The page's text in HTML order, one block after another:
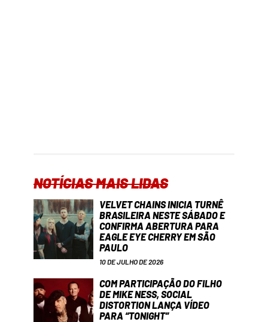
NOTÍCIAS MAIS LIDAS
VELVET CHAINS INICIA TURNÊ
BRASILEIRA NESTE SÁBADO E
CONFIRMA ABERTURA PARA
EAGLE EYE CHERRY EM SÃO
PAULO
10 DE JULHO DE 2026
COM PARTICIPAÇÃO DO FILHO
DE MIKE NESS, SOCIAL
DISTORTION LANÇA VÍDEO
PARA “TONIGHT”